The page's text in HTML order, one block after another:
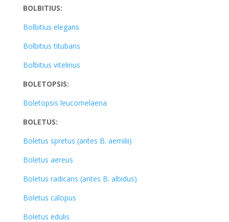
BOLBITIUS:
Bolbitius elegans
Bolbitius titubans
Bolbitius vitelinus
BOLETOPSIS:
Boletopsis leucomelaena
BOLETUS:
Boletus spretus (antes B. aemilii)
Boletus aereus
Boletus radicans (antes B. albidus)
Boletus calopus
Boletus edulis